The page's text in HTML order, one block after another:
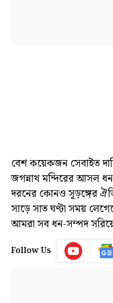
বেশ কয়েকজন সেবাইত
জগন্নাথ মন্দিরের আসল
দরনের কোনও সূড়ঙ্গের
সাড়ে সাত ঘণ্টা সময়
আমরা সব ধন-সম্পদ
Follow Us